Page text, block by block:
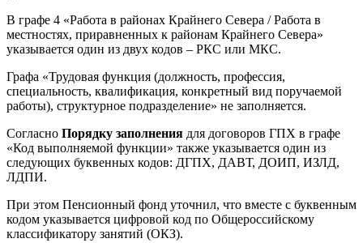
В графе 4 «Работа в районах Крайнего Севера / Работа в
местностях, приравненных к районам Крайнего Севера»
указывается один из двух кодов – РКС или МКС.
Графа «Трудовая функция (должность, профессия,
специальность, квалификация, конкретный вид поручаемой
работы), структурное подразделение» не заполняется.
Согласно Порядку заполнения для договоров ГПХ в графе
«Код выполняемой функции» также указывается один из
следующих буквенных кодов: ДГПХ, ДАВТ, ДОИП, ИЗЛД,
ЛДПИ.
При этом Пенсионный фонд уточнил, что вместе с буквенным
кодом указывается цифровой код по Общероссийскому
классификатору занятий (ОКЗ).